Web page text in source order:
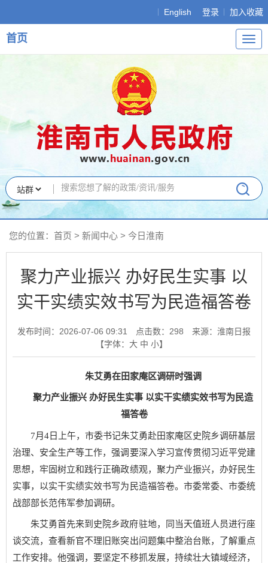
English 登录 加入收藏
导
航
首页
您的位置： 首页 > 新闻中心 > 今日淮南
聚力产业振兴 办好民生实事 以
实干实绩实效书写为民造福答卷
发布时间：2026-07-06 09:31 点击数： 298
来源：淮南日报
【字体： 大 中 小】
朱艾勇在田家庵区调研时强调
聚力产业振兴 办好民生实事 以实干实绩实效书写为民造
福答卷
7月4日上午，市委书记朱艾勇赴田家庵区史院乡调研基层
治理、安全生产等工作，强调要深入学习宣传贯彻习近平党建
思想，牢固树立和践行正确政绩观，聚力产业振兴，办好民生
实事，以实干实绩实效书写为民造福答卷。市委常委、市委统
战部部长范伟军参加调研。
朱艾勇首先来到史院乡政府驻地，同当天值班人员进行座
谈交流，查看新官不理旧账突出问题集中整治台账，了解重点
工作安排。他强调，要坚定不移抓发展，持续壮大镇域经济，